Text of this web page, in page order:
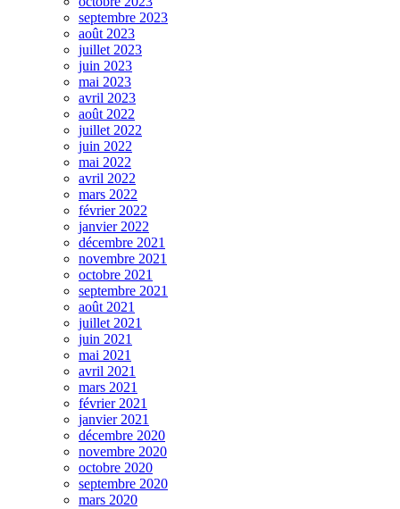
septembre 2023
août 2023
juillet 2023
juin 2023
mai 2023
avril 2023
août 2022
juillet 2022
juin 2022
mai 2022
avril 2022
mars 2022
février 2022
janvier 2022
décembre 2021
novembre 2021
octobre 2021
septembre 2021
août 2021
juillet 2021
juin 2021
mai 2021
avril 2021
mars 2021
février 2021
janvier 2021
décembre 2020
novembre 2020
octobre 2020
septembre 2020
mars 2020